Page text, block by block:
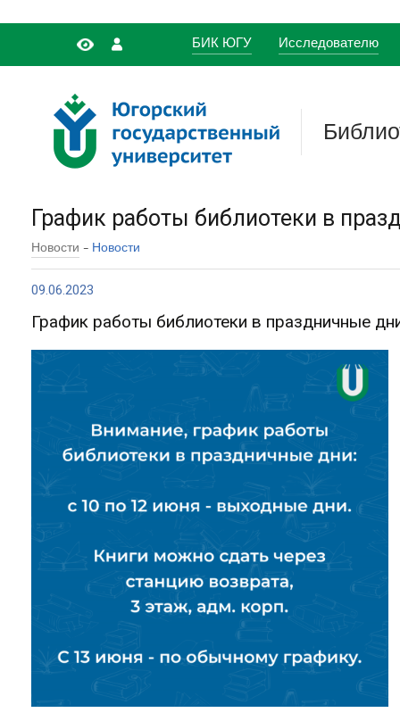
БИК ЮГУ Исследователю
График работы библиотеки в
Новости - Новости
09.06.2023
График работы библиотеки в праздничные